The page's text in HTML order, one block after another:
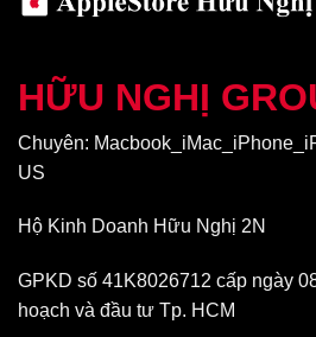
tượng
Hiệu năng cực khủng trên iPhone
Được trang bị con chíp mới nhất hiện
HỮU NGHỊ
Chuyên:
US
Hộ Kinh Doanh Hữu Nghị 2N
GPKD số 41K8026712 cấp ngày
hoạch và đầu tư Tp. HCM